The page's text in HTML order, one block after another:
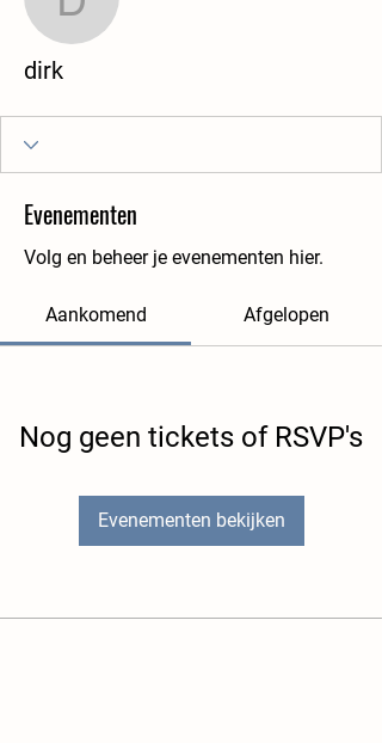
dirk
dirk
Evenementen
Volg en beheer je evenementen hier.
Aankomend Afgelopen
Nog geen tickets of RSVP's
Evenementen bekijken